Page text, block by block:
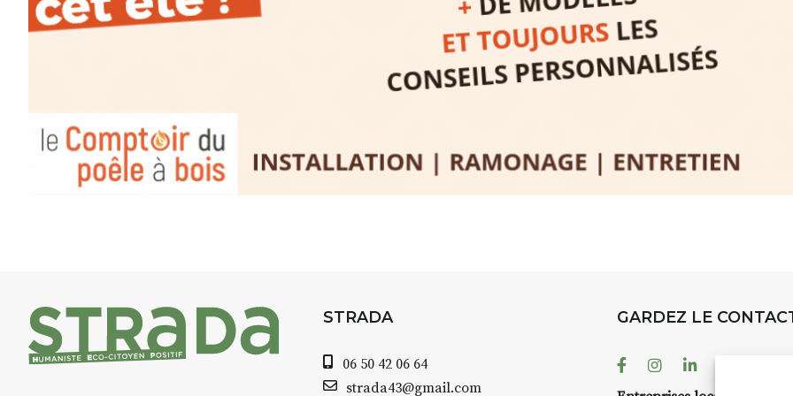
minutes du Puy-en-Velay
aquarelle, encre, ou contenu hybride.
Le programme :
8h : rendez-vous au point de départ
Et si le temps se gâte : un atelier abrité
permettra de continuer à créer.
À partir de 90€/jour(soit 270€ les 3 jours
Minimum 8 personnes – sans pension complète
STRADA
galerie à
STRADA
06 50 42 06 64
strada43@gmail.com
GARDEZ LE
FacebookInstagramLinkedin